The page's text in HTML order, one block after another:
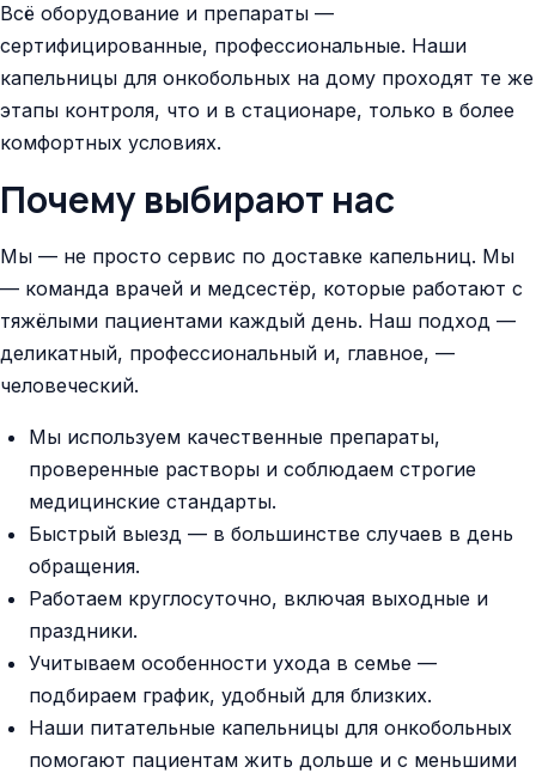
Всё оборудование и препараты —
сертифицированные, профессиональные. Наши
капельницы для онкобольных на дому проходят те же
этапы контроля, что и в стационаре, только в более
комфортных условиях.
Почему выбирают нас
Мы — не просто сервис по доставке капельниц. Мы
— команда врачей и медсестёр, которые работают с
тяжёлыми пациентами каждый день. Наш подход —
деликатный, профессиональный и, главное, —
человеческий.
Мы используем качественные препараты,
проверенные растворы и соблюдаем строгие
медицинские стандарты.
Быстрый выезд — в большинстве случаев в день
обращения.
Работаем круглосуточно, включая выходные и
праздники.
Учитываем особенности ухода в семье —
подбираем график, удобный для близких.
Наши питательные капельницы для онкобольных
помогают пациентам жить дольше и с меньшими